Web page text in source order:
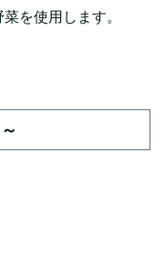
を使用します。